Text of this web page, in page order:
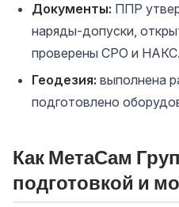
Документы: ППР
наряды-допуски,
проверены СРО и НАКС.
Геодезия: выполнена
подготовлено
Как МетаСам
подготовкой и